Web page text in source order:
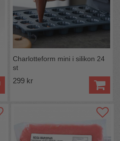
Charlotteform mini i silikon 24
st
299 kr